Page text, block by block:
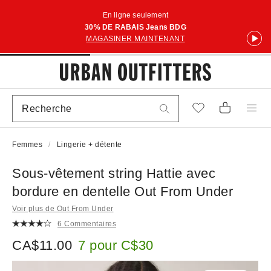
En ligne seulement
30% DE RABAIS Jeans BDG
MAGASINER MAINTENANT
Femmes Lingerie + détente
Sous-vêtement string Hattie avec
bordure en dentelle Out From Under
Voir plus de Out From Under
6 Commentaires
CA$11.00 7 pour C$30